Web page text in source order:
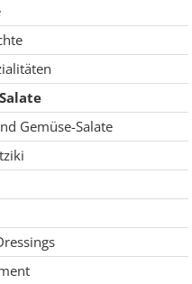
Gemüse-Salate